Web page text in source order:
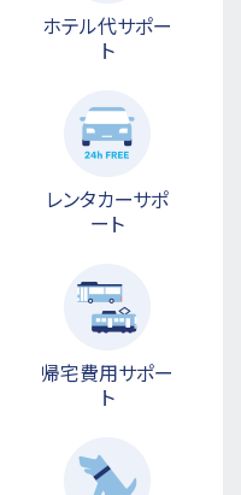
ホテル代サポー
ト
レンタカーサポ
ート
帰宅費用サポー
ト